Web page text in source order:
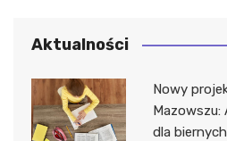
Aktualności
Nowy
Mazowszu:
dla